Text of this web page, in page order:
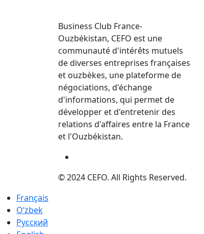
Business Club France-
Ouzbékistan, CEFO est une
communauté d'intérêts mutuels
de diverses entreprises françaises
et ouzbèkes, une plateforme de
négociations, d'échange
d'informations, qui permet de
développer et d'entretenir des
relations d'affaires entre la France
et l'Ouzbékistan.
© 2024 CEFO. All Rights Reserved.
Français
Oʻzbek
Русский